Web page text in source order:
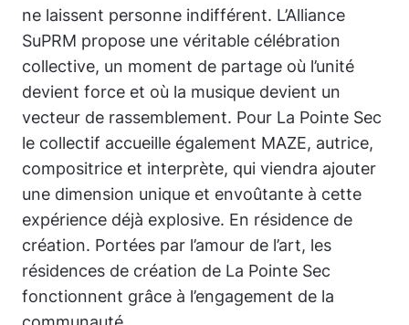
ne laissent personne indifférent. L’Alliance
SuPRM propose une véritable célébration
collective, un moment de partage où l’unité
devient force et où la musique devient un
vecteur de rassemblement. Pour La Pointe Sec
le collectif accueille également MAZE, autrice,
compositrice et interprète, qui viendra ajouter
une dimension unique et envoûtante à cette
expérience déjà explosive. En résidence de
création. Portées par l’amour de l’art, les
résidences de création de La Pointe Sec
fonctionnent grâce à l’engagement de la